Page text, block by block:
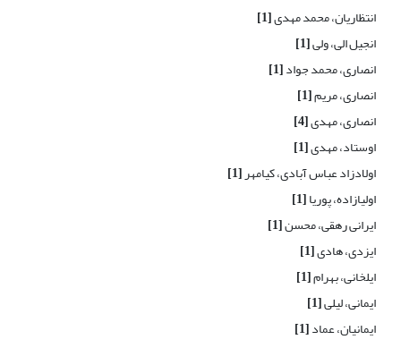
انتظاریان، محمد مهدی[1]
انجیل الی، ولی[1]
انصاری، محمد جواد[1]
انصاری، مریم[1]
انصاری، مهدی[4]
اوستاد، مهدی[1]
اولادزاد عباس آبادی، کیامهر[1]
اولیازاده، پوریا[1]
ایرانی رهقی، محسن[1]
ایزدی، هادی[1]
ایلخانی، بهرام[1]
ایمانی، لیلی[1]
ایمانیان، عماد[1]